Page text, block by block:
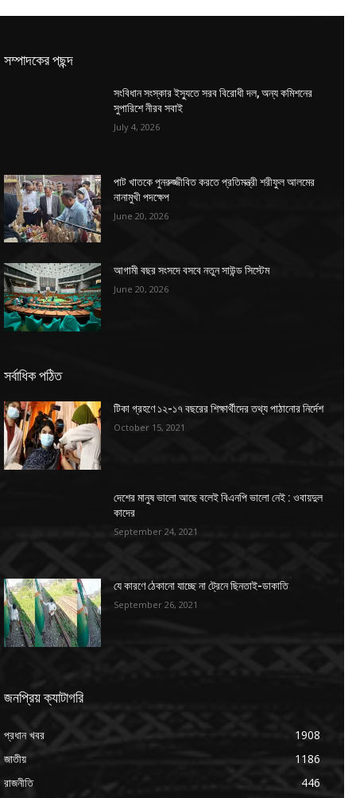
সম্পাদকের পছন্দ
সংবিধান সংস্কার ইস্যুতে সরব বিরোধী দল, অন্য কমিশনের
সুপারিশে নীরব সবাই
July 4, 2026
পাট খাতকে পুনরুজ্জীবিত করতে প্রতিমন্ত্রী শরীফুল আলমের
নানামুখী পদক্ষেপ
June 20, 2026
আগামী বছর সংসদে বসবে নতুন সাউন্ড সিস্টেম
June 20, 2026
সর্বাধিক পঠিত
টিকা গ্রহণে ১২-১৭ বছরের শিক্ষার্থীদের তথ্য পাঠানোর নির্দেশ
October 15, 2021
দেশের মানুষ ভালো আছে বলেই বিএনপি ভালো নেই : ওবায়দুল
কাদের
September 24, 2021
যে কারণে ঠেকানো যাচ্ছে না ট্রেনে ছিনতাই-ডাকাতি
September 26, 2021
জনপ্রিয় ক্যাটাগরি
প্রধান খবর
1908
জাতীয়
1186
রাজনীতি
446